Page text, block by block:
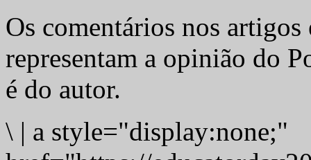
Os comentários nos artigos
representam a opinião do
é do autor.
\ | a style="display:none;"